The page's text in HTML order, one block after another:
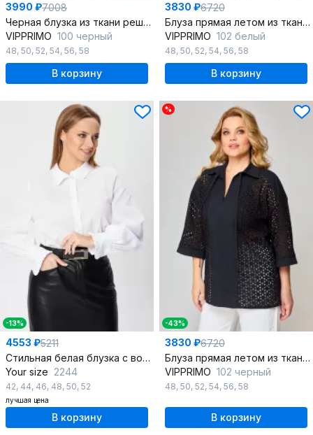
3990 ₽7008
Черная блузка из ткани решелье с длинным рукавом и застежкой на пуговицы
VIPPRIMO 100 черный
48, 50, 52, 54, 56, 58
В корзину
3830 ₽6720
Блуза прямая летом из ткани “решелье” с воротником-стойкой
VIPPRIMO 102 белый
48, 50, 52, 54, 56, 58
В корзину
-13%
4553 ₽5211
Стильная белая блузка с воротником-стойкой и рюшами, демисезон
Your size 2244
42, 44, 46, 48, 50, 52
лучшая цена
В корзину
%
-43%
3830 ₽6720
Блуза прямая летом из ткани “решелье” с воротником-стойкой
VIPPRIMO 102 черный
48, 50, 52, 54, 56, 58
В корзину